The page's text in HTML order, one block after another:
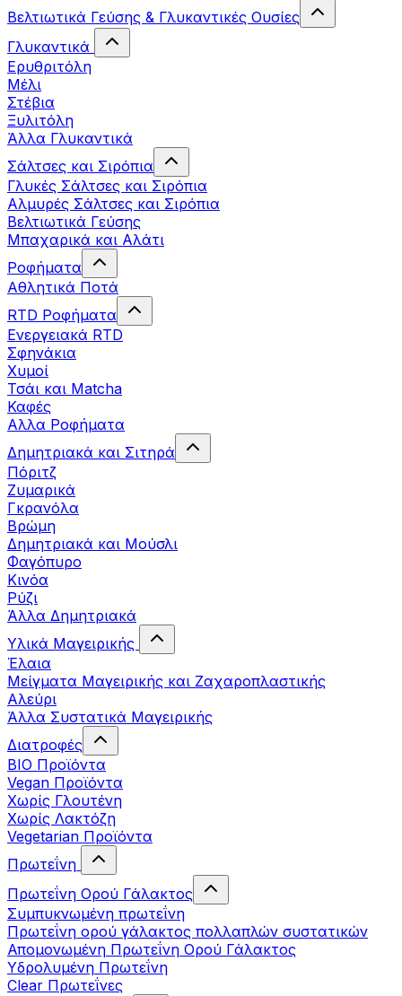
Βελτιωτικά Γεύσης & Γλυκαντικές Ουσίες
Γλυκαντικά
Ερυθριτόλη
Μέλι
Στέβια
Ξυλιτόλη
Άλλα Γλυκαντικά
Σάλτσες και Σιρόπια
Γλυκές Σάλτσες και Σιρόπια
Αλμυρές Σάλτσες και Σιρόπια
Bελτιωτικά Γεύσης
Μπαχαρικά και Αλάτι
Ροφήματα
Αθλητικά Ποτά
RTD Ροφήματα
Ενεργειακά RTD
Σφηνάκια
Χυμοί
Τσάι και Matcha
Καφές
Αλλα Ροφήματα
Δημητριακά και Σιτηρά
Πόριτζ
Ζυμαρικά
Γκρανόλα
Βρώμη
Δημητριακά και Μούσλι
Φαγόπυρο
Κινόα
Ρύζι
Άλλα Δημητριακά
Υλικά Μαγειρικής
Έλαια
Μείγματα Μαγειρικής και Ζαχαροπλαστικής
Αλεύρι
Άλλα Συστατικά Μαγειρικής
Διατροφές
BIO Προϊόντα
Vegan Προϊόντα
Χωρίς Γλουτένη
Χωρίς Λακτόζη
Vegetarian Προϊόντα
Πρωτεΐνη
Πρωτεΐνη Ορού Γάλακτος
Συμπυκνωμένη πρωτεΐνη
Πρωτεΐνη ορού γάλακτος πολλαπλών συστατικών
Απομονωμένη Πρωτεΐνη Ορού Γάλακτος
Υδρολυμένη Πρωτεΐνη
Clear Πρωτεΐνες